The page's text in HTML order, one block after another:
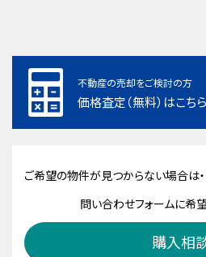
不動産の売却をご検討の方
価格査定（無料）はこちら
ご希望の物件が見つからない場合は・
問い合わせフォームに希
購入相